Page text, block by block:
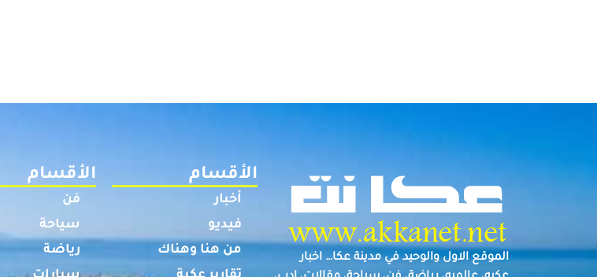
الموقع الاول والوحيد في مدينة عكا… اخبار
الأقسام
أخبار
فيديو
من هنا وهناك
الأقسام
فن
سياحة
رياضة